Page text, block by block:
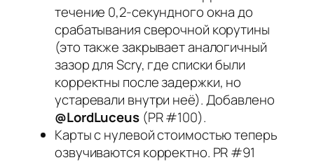
течение 0,2-секундного окна до
срабатывания сверочной корутины
(это также закрывает аналогичный
зазор для Scry, где списки были
корректны после задержки, но
устаревали внутри неё). Добавлено
@LordLuceus(PR #100).
Карты с нулевой стоимостью теперь
озвучиваются корректно. PR #91